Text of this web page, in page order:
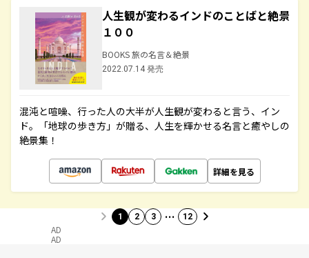
人生観が変わるインドのことばと絶景
１００
BOOKS 旅の名言＆絶景
2022.07.14 発売
混沌と喧噪、行った人の大半が人生観が変わると言う、イン
ド。「地球の歩き方」が贈る、人生を輝かせる名言と癒やしの
絶景集！
詳細を見る
1 2 3 … 12
AD
AD